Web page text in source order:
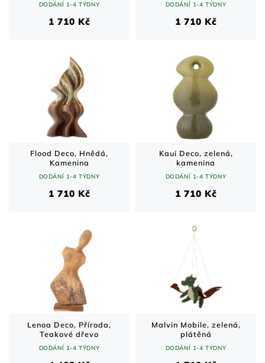
DODÁNÍ 1-4 TÝDNY
1 710 Kč
DODÁNÍ 1-4 TÝDNY
1 710 Kč
Flood Deco, Hnědá,
Kamenina
DODÁNÍ 1-4 TÝDNY
1 710 Kč
Kaui Deco, zelená,
kamenina
DODÁNÍ 1-4 TÝDNY
1 710 Kč
Lenoa Deco, Příroda,
Teakové dřevo
DODÁNÍ 1-4 TÝDNY
Malvin Mobile, zelená,
plátěná
DODÁNÍ 1-4 TÝDNY